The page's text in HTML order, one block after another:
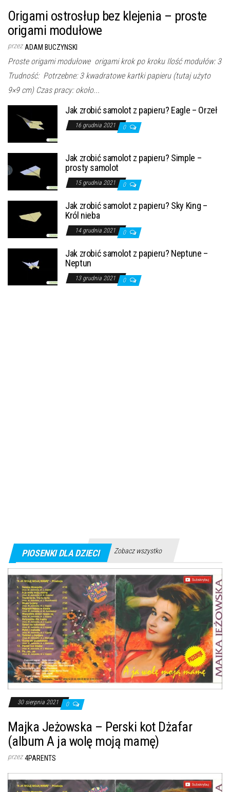
Origami ostrosłup bez klejenia – proste
origami modułowe
przez ADAM BUCZYNSKI
Proste origami modułowe origami krok po kroku Ilość modułów: 3
Trudność: Potrzebne: 3 kwadratowe kartki papieru (tutaj użyto
9×9 cm) Czas pracy: około...
Jak zrobić samolot z papieru? Eagle – Orzeł
16 grudnia 2021 0
Jak zrobić samolot z papieru? Simple –
prosty samolot
15 grudnia 2021 0
Jak zrobić samolot z papieru? Sky King –
Król nieba
14 grudnia 2021 0
Jak zrobić samolot z papieru? Neptune –
Neptun
13 grudnia 2021 0
PIOSENKI DLA DZIECI Zobacz wszystko
30 sierpnia 2021 0
Majka Jeżowska – Perski kot Dżafar
(album A ja wolę moją mamę)
przez 4PARENTS